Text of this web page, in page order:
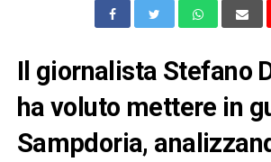
Il giornalista Stefano
ha voluto mettere in
Sampdoria,